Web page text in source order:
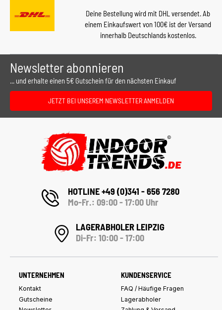
Deine Bestellung wird mit DHL versendet. Ab
einem Einkaufswert von 100€ ist der Versand
innerhalb Deutschlands kostenlos.
Newsletter abonnieren
... und erhalte einen 5€ Gutschein für den nächsten Einkauf
JETZT BEI UNSEREM NEWSLETTER ANMELDEN
HOTLINE +49 (0)341 - 656 7280
Mo-Fr.: 09:00 - 17:00 Uhr
LAGERABHOLER LEIPZIG
Di-Fr: 10:00 - 17:00
UNTERNEHMEN
Kontakt
Gutscheine
KUNDENSERVICE
FAQ / Häufige Fragen
Lagerabholer